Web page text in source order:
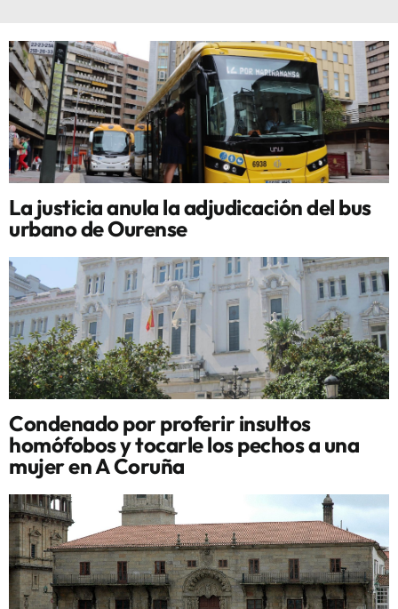
La justicia anula la adjudicación del bus
urbano de Ourense
Condenado por proferir insultos
homófobos y tocarle los pechos a una
mujer en A Coruña